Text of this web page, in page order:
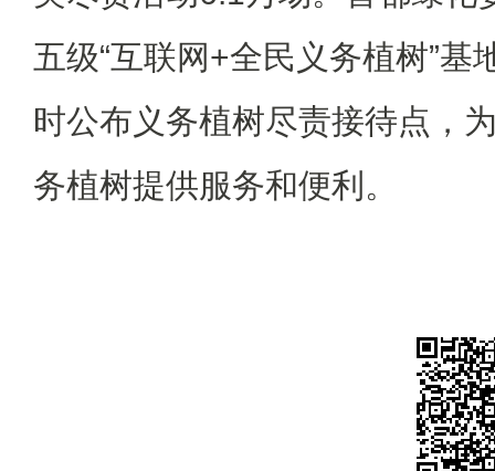
五级“互联网+全民义务植树”基
时公布义务植树尽责接待点，
务植树提供服务和便利。